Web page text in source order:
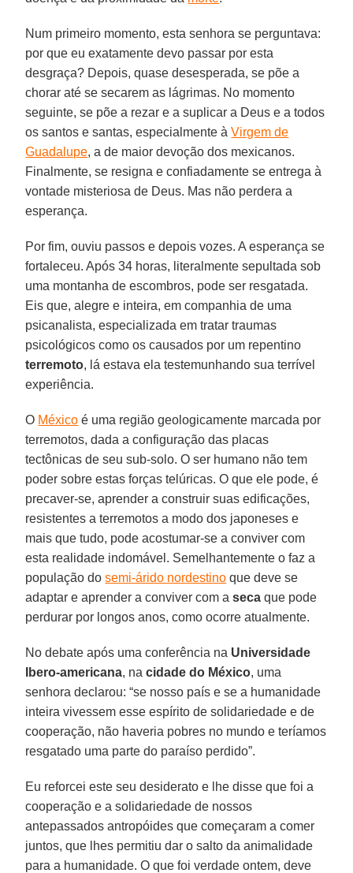
Num primeiro momento, esta senhora se perguntava:
por que eu exatamente devo passar por esta
desgraça? Depois, quase desesperada, se põe a
chorar até se secarem as lágrimas. No momento
seguinte, se põe a rezar e a suplicar a Deus e a todos
os santos e santas, especialmente àVirgem de
Guadalupe, a de maior devoção dos mexicanos.
Finalmente, se resigna e confiadamente se entrega à
vontade misteriosa de Deus. Mas não perdera a
esperança.
Por fim, ouviu passos e depois vozes. A esperança se
fortaleceu. Após 34 horas, literalmente sepultada sob
uma montanha de escombros, pode ser resgatada.
Eis que, alegre e inteira, em companhia de uma
psicanalista, especializada em tratar traumas
psicológicos como os causados por um repentino
terremoto, lá estava ela testemunhando sua terrível
experiência.
O México é uma região geologicamente marcada por
terremotos, dada a configuração das placas
tectônicas de seu sub-solo. O ser humano não tem
poder sobre estas forças telúricas. O que ele pode, é
precaver-se, aprender a construir suas edificações,
resistentes a terremotos a modo dos japoneses e
mais que tudo, pode acostumar-se a conviver com
esta realidade indomável. Semelhantemente o faz a
população dosemi-árido nordestino que deve se
adaptar e aprender a conviver com aseca que pode
perdurar por longos anos, como ocorre atualmente.
No debate após uma conferência na Universidade
Ibero-americana, nacidade do México, uma
senhora declarou: “se nosso país e se a humanidade
inteira vivessem esse espírito de solidariedade e de
cooperação, não haveria pobres no mundo e teríamos
resgatado uma parte do paraíso perdido”.
Eu reforcei este seu desiderato e lhe disse que foi a
cooperação e a solidariedade de nossos
antepassados antropóides que começaram a comer
juntos, que lhes permitiu dar o salto da animalidade
para a humanidade. O que foi verdade ontem, deve